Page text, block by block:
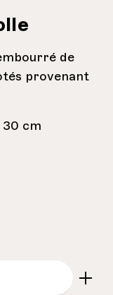
de
provenant
30 cm